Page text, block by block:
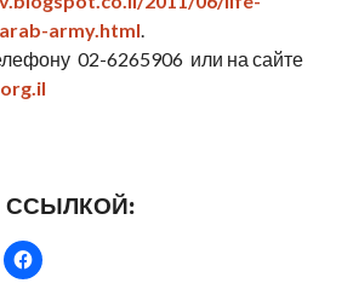
army.html.
02-6265906 или на сайте
ССЫЛКОЙ: